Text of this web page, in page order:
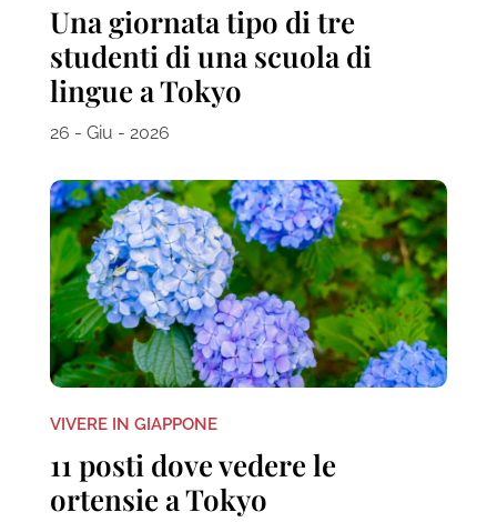
Una giornata tipo di tre
studenti di una scuola di
lingue a Tokyo
26 - Giu - 2026
VIVERE IN GIAPPONE
11 posti dove vedere le
ortensie a Tokyo